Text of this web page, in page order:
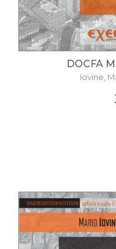
DOCFA
Iovine,